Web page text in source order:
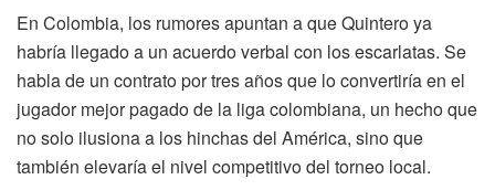
En Colombia, los rumores apuntan a que Quintero ya
habría llegado a un acuerdo verbal con los escarlatas. Se
habla de un contrato por tres años que lo convertiría en el
jugador mejor pagado de la liga colombiana, un hecho que
no solo ilusiona a los hinchas del América, sino que
también elevaría el nivel competitivo del torneo local.